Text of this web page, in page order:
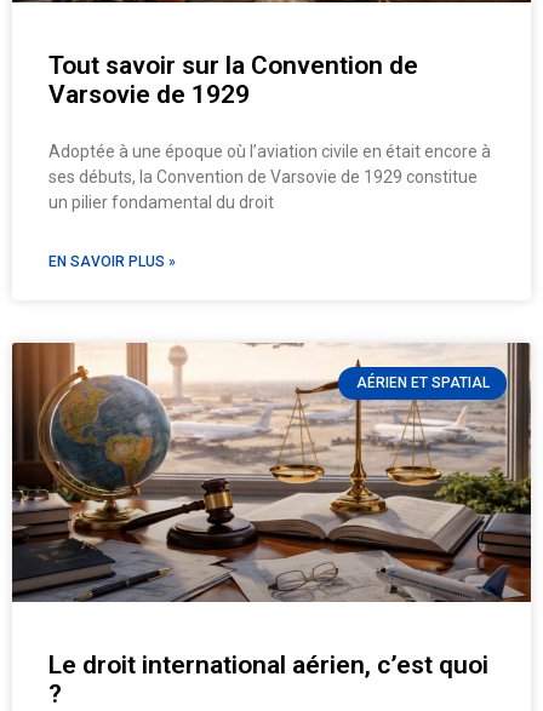
Tout savoir sur la Convention de
Varsovie de 1929
Adoptée à une époque où l’aviation civile en était encore à
ses débuts, la Convention de Varsovie de 1929 constitue
un pilier fondamental du droit
EN SAVOIR PLUS »
AÉRIEN ET SPATIAL
Le droit international aérien, c’est quoi
?